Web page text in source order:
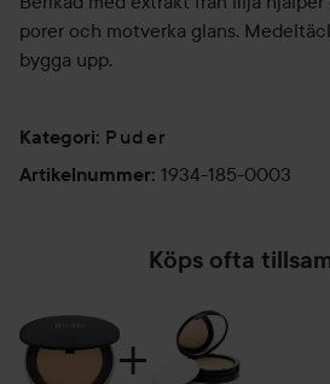
porer och motverka glans.
bygga upp.
Kategori: Puder
Artikelnummer: 1934-185-0003
Köps ofta